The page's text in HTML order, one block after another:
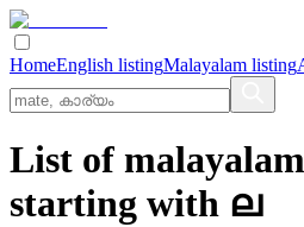
HomeEnglish listingMalayalam listing
List of
starting with ല